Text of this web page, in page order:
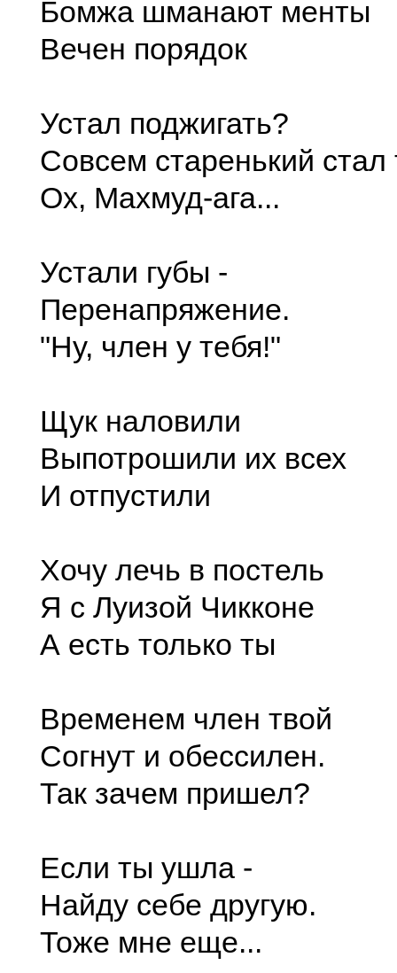
Бомжа шманают менты
Вечен порядок
Устал поджигать?
Совсем старенький стал
Ох, Махмуд-ага...
Устали губы -
Перенапряжение.
"Ну, член у тебя!"
Щук наловили
Выпотрошили их всех
И отпустили
Хочу лечь в постель
Я с Луизой Чикконе
А есть только ты
Временем член твой
Согнут и обессилен.
Так зачем пришел?
Если ты ушла -
Найду себе другую.
Тоже мне еще...